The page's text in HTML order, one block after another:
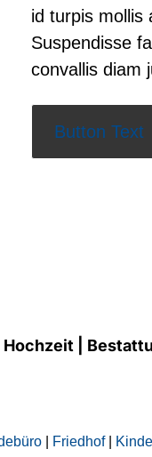
id turpis mollis
Suspendisse
convallis diam
Button Text
|
Friedhof|